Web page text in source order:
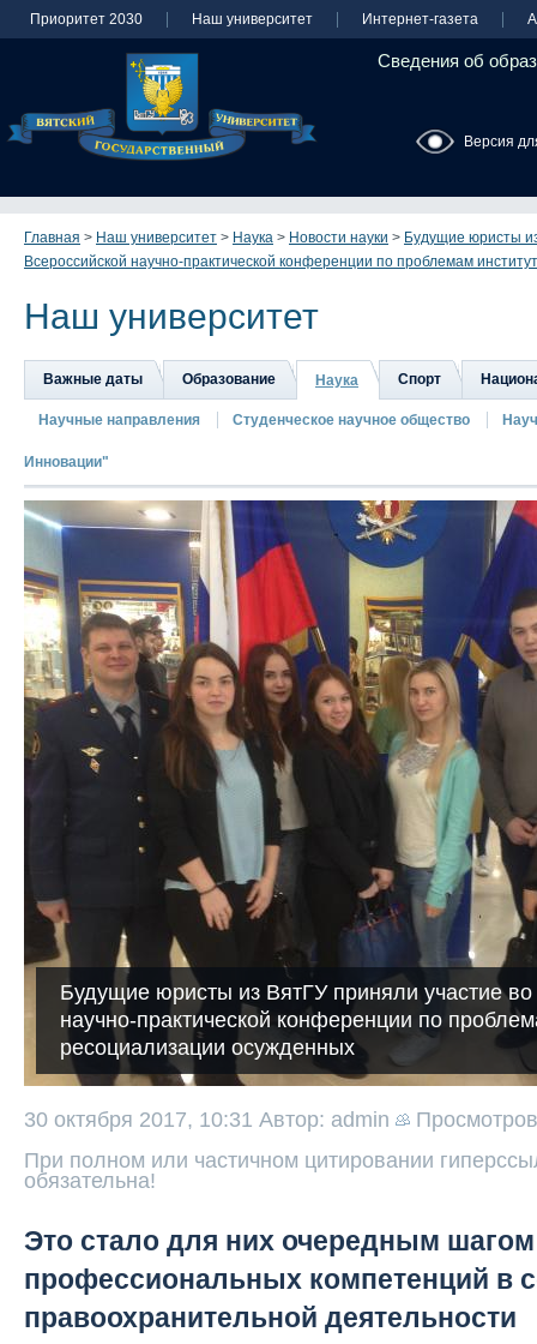
Приоритет 2030 Наш университет Интернет-газета
Сведения об
Версия
Главная > Наш университет > Наука > Новости науки > Будущие юристы
Всероссийской научно-практической конференции по проблемам
Наш университет
Важные даты Образование Наука Спорт
Научные направления Студенческое научное общество
Инновации"
Будущие юристы из ВятГУ приняли участие во
научно-практической конференции по
ресоциализации осужденных
30 октября 2017, 10:31 Автор: admin
При полном или частичном цитировании
обязательна!
Это стало для них очередным
профессиональных компетенций в
правоохранительной деятельности